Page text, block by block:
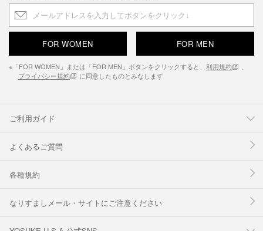
FOR WOMEN FOR MEN
※「FOR WOMEN」または「FOR MEN」ボタンをクリックすると、 利用規約
、
プライバシー規約
に同意したものとみなします
ご利用ガイド
よくあるご質問
各種規約
なりすましメール・サイトにご注意ください